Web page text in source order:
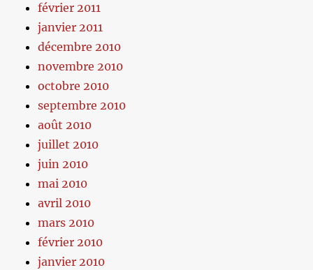
février 2011
janvier 2011
décembre 2010
novembre 2010
octobre 2010
septembre 2010
août 2010
juillet 2010
juin 2010
mai 2010
avril 2010
mars 2010
février 2010
janvier 2010